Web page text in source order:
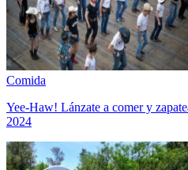
Comida
Yee-Haw! Lánzate a comer y
2024